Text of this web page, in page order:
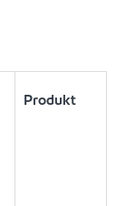
Produkt